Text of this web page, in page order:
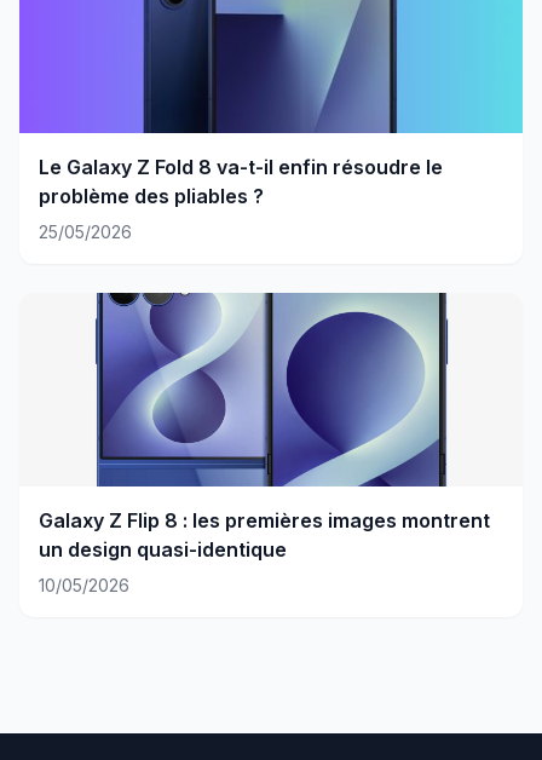
Le Galaxy Z Fold 8 va-t-il enfin résoudre le
problème des pliables ?
25/05/2026
Galaxy Z Flip 8 : les premières images montrent
un design quasi-identique
10/05/2026